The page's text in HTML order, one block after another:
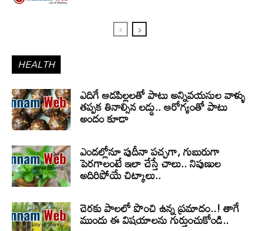
HEALTH
ఎదిగే ఆడపిల్లలతో పాటు అన్నివయసుల వాళ్ళు
తప్పక తినాల్సిన లడ్డు.. ఆరోగ్యంతో పాటు
అందం కూడా
ఎండల్లోనూ పుదీనా పచ్చగా, గుబురుగా
పెరగాలంటే ఇలా చేస్తే చాలు.. నిపుణుల
అదిరిపోయే చిట్కాలు..
చెరకు పాలలో పొంచి ఉన్న ప్రమాదం..! తాగే
ముందు ఈ విషయాలను గుర్తుంచుకోండి..